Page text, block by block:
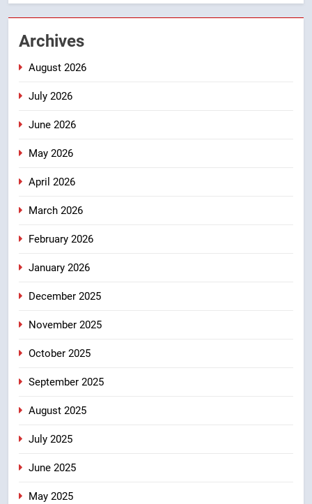
7
8
Archives
August 2026
July 2026
June 2026
May 2026
April 2026
March 2026
February 2026
January 2026
December 2025
November 2025
October 2025
September 2025
August 2025
July 2025
June 2025
May 2025